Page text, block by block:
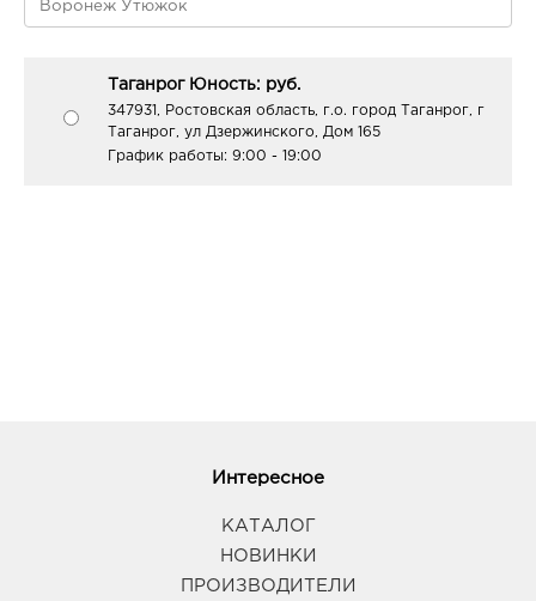
Таганрог Юность: руб.
347931, Ростовская область, г.о. город Таганрог, г
Таганрог, ул Дзержинского, Дом 165
График работы: 9:00 - 19:00
Интересное
КАТАЛОГ
НОВИНКИ
ПРОИЗВОДИТЕЛИ